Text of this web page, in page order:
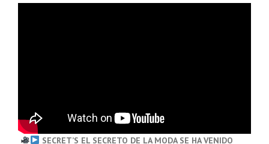
SECRET’S EL SECRETO DE LA MODA SE HA VENIDO